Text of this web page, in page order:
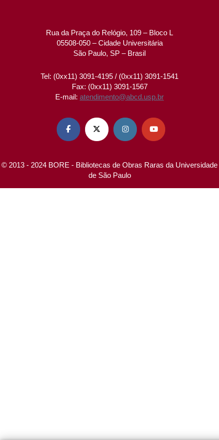
Rua da Praça do Relógio, 109 – Bloco L
05508-050 – Cidade Universitária
São Paulo, SP – Brasil
Tel: (0xx11) 3091-4195 / (0xx11) 3091-1541
Fax: (0xx11) 3091-1567
E-mail: atendimento@abcd.usp.br
   
© 2013 - 2024 BORE - Bibliotecas de Obras Raras da Universidade
de São Paulo